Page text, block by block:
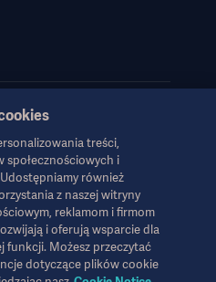
dla pracowników służby
odbiorców i mają charakter
i dlatego nie należy
obsługi, instrukcji
Firma Getinge nie ponosi
działania lub zaniechania
materiałach, a poleganie na
treści,
i
również
z naszej witryny
reklamom i firmom
i oferują wsparcie dla
funkcji. Możesz przeczytać
dotyczące plików cookie